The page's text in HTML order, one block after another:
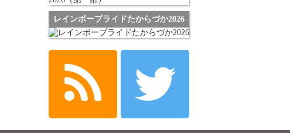
レインボープライドたからづか2026